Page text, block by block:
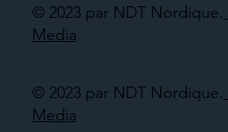
© 2023 par NDT Nordique.
Media
© 2023 par NDT Nordique.
Media